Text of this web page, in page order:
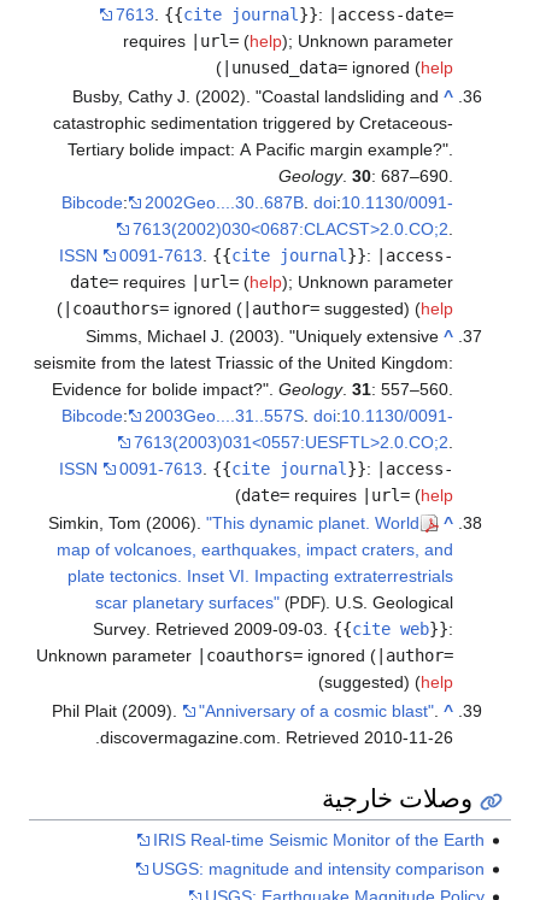
7613
{{cite journal}}
|access-date=
requires
|url=(help) ;Unknown parameter
|unused_data= ignored (help
)
^
Busby, Cathy J. (2002). "Coastal landsliding and
catastrophic sedimentation triggered by Cretaceous-
Tertiary bolide impact: A Pacific margin example?".
Geology .30 : 687–690.
Bibcode: 2002Geo....30..687B .doi:10.1130/0091-
7613(2002)030<0687:CLACST>2.0.CO;2
ISSN
0091-7613 {{cite journal}} :|access-
date= requires|url=(help) ;Unknown parameter
|coauthors= ignored (|author=suggested) (help
)
^
Simms, Michael J. (2003). "Uniquely extensive
seismite from the latest Triassic of the United Kingdom:
Evidence for bolide impact?".Geology .31 : 557–560.
Bibcode: 2003Geo....31..557S .doi:10.1130/0091-
7613(2003)031<0557:UESFTL>2.0.CO;2
ISSN
0091-7613 {{cite journal}}
|access-
date= requires |url=(help
)
^
Simkin, Tom (2006)."This dynamic planet. World
map of volcanoes, earthquakes, impact craters, and
plate tectonics. Inset VI. Impacting extraterrestrials
scar planetary surfaces" (PDF) . U.S. Geological
Survey . Retrieved2009-09-03 {{cite web}}
Unknown parameter
|coauthors= ignored ( |author=
suggested) (help
)
^
Phil Plait (2009). "Anniversary of a cosmic blast" .
discovermagazine.com
. Retrieved2010-11-26
.
وصلات خارجية
IRIS Real-time Seismic Monitor of the Earth
USGS: magnitude and intensity comparison